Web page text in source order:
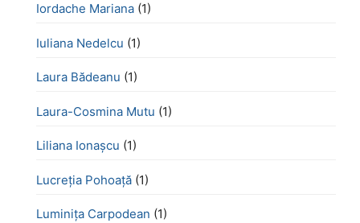
Iordache Mariana (1)
Iuliana Nedelcu (1)
Laura Bădeanu (1)
Laura-Cosmina Mutu (1)
Liliana Ionașcu (1)
Lucreţia Pohoaţă (1)
Luminița Carpodean (1)